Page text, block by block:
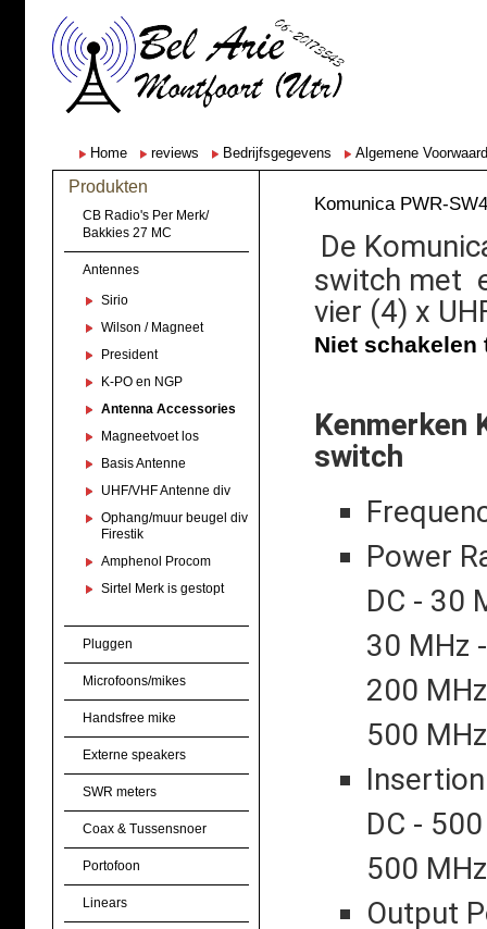
Home reviews Bedrijfsgegevens Algemene
Produkten
CB Radio's Per Merk/
Bakkies 27 MC
Antennes
Sirio
Wilson / Magneet
President
K-PO en NGP
Antenna Accessories
Magneetvoet los
Basis Antenne
UHF/VHF Antenne div
Ophang/muur beugel div
Firestik
Amphenol Procom
Sirtel Merk is gestopt
Pluggen
Microfoons/mikes
Handsfree mike
Externe speakers
SWR meters
Coax & Tussensnoer
Portofoon
Linears
Komunica PWR-
De
switch met
vier (4) x
Niet schakelen
Kenmerken
switch
Power
DC - 30
30 MHz
200
500
DC -
500
Output